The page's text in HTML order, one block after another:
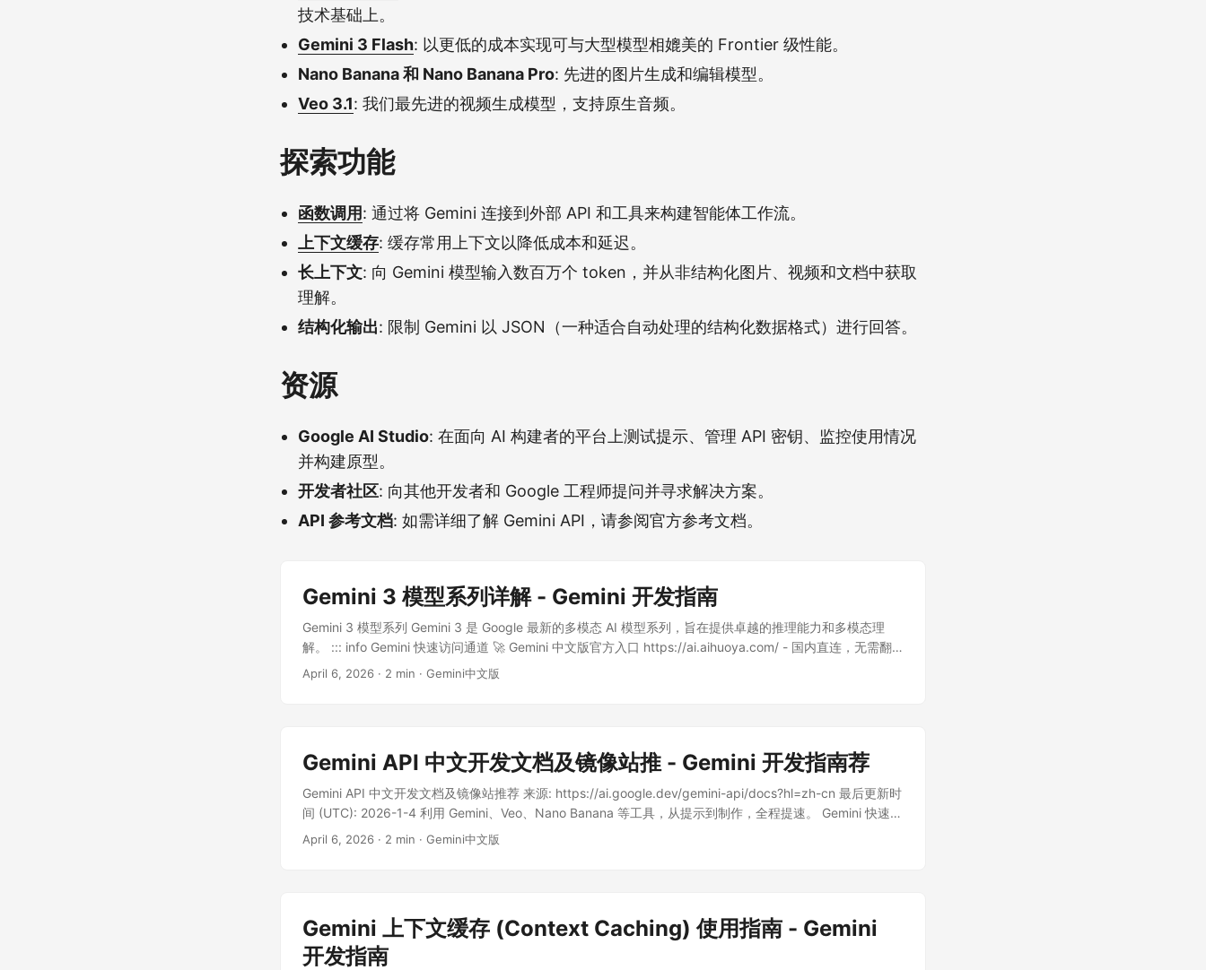
技术基础上。
Gemini 3 Flash: 以更低的成本实现可与大型模型相媲美的 Frontier 级性能。
Nano Banana 和 Nano Banana Pro: 先进的图片生成和编辑模型。
Veo 3.1: 我们最先进的视频生成模型，支持原生音频。
探索功能
函数调用: 通过将 Gemini 连接到外部 API 和工具来构建智能体工作流。
上下文缓存: 缓存常用上下文以降低成本和延迟。
长上下文: 向 Gemini 模型输入数百万个 token，并从非结构化图片、视频和文档中获取
理解。
结构化输出: 限制 Gemini 以 JSON（一种适合自动处理的结构化数据格式）进行回答。
资源
Google AI Studio: 在面向 AI 构建者的平台上测试提示、管理 API 密钥、监控使用情况
并构建原型。
开发者社区: 向其他开发者和 Google 工程师提问并寻求解决方案。
API 参考文档: 如需详细了解 Gemini API，请参阅官方参考文档。
Gemini 3 模型系列详解 - Gemini 开发指南
Gemini 3 模型系列 Gemini 3 是 Google 最新的多模态 AI 模型系列，旨在提供卓越的推理能力和多模态理
解。 ::: info Gemini 快速访问通道 🚀 Gemini 中文版官方入口 https://ai.aihuoya.com/ - 国内直连，无需翻
墙，完整支持 Gemini 2.5 Pro ...
April 6, 2026 · 2 min · Gemini中文版
Gemini API 中文开发文档及镜像站推 - Gemini 开发指南荐
Gemini API 中文开发文档及镜像站推荐 来源: https://ai.google.dev/gemini-api/docs?hl=zh-cn 最后更新时
间 (UTC): 2026-1-4 利用 Gemini、Veo、Nano Banana 等工具，从提示到制作，全程提速。 Gemini 快速访
问通道 ...
April 6, 2026 · 2 min · Gemini中文版
Gemini 上下文缓存 (Context Caching) 使用指南 - Gemini
开发指南